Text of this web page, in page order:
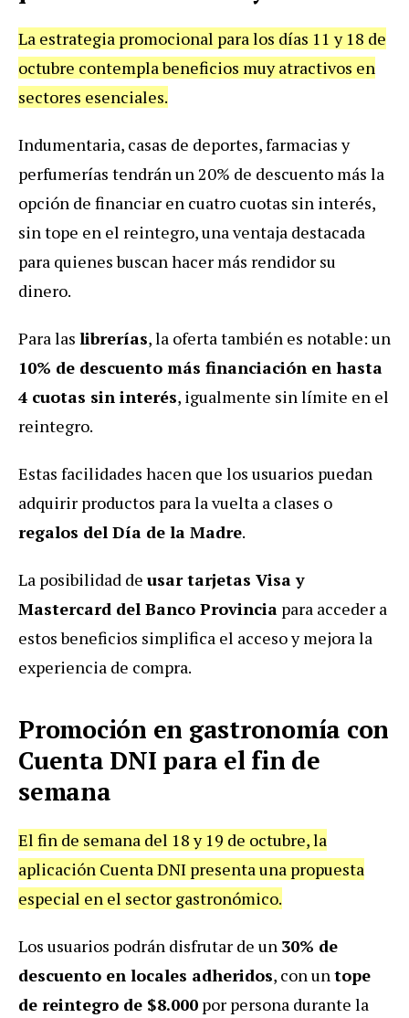
La estrategia promocional para los días 11 y 18 de
octubre contempla beneficios muy atractivos en
sectores esenciales.
Indumentaria, casas de deportes, farmacias y
perfumerías tendrán un 20% de descuento más la
opción de financiar en cuatro cuotas sin interés,
sin tope en el reintegro, una ventaja destacada
para quienes buscan hacer más rendidor su
dinero.
Para las librerías, la oferta también es notable: un
10% de descuento más financiación en hasta
4 cuotas sin interés, igualmente sin límite en el
reintegro.
Estas facilidades hacen que los usuarios puedan
adquirir productos para la vuelta a clases o
regalos del Día de la Madre.
La posibilidad de usar tarjetas Visa y
Mastercard del Banco Provincia para acceder a
estos beneficios simplifica el acceso y mejora la
experiencia de compra.
Promoción en gastronomía con
Cuenta DNI para el fin de
semana
El fin de semana del 18 y 19 de octubre, la
aplicación Cuenta DNI presenta una propuesta
especial en el sector gastronómico.
Los usuarios podrán disfrutar de un 30% de
descuento en locales adheridos, con untope
de reintegro de $8.000 por persona durante la